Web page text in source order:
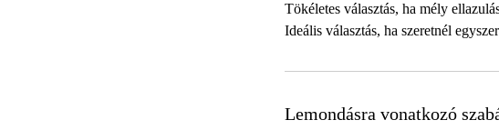
Tökéletes választás, ha mély
Ideális választás, ha szeretnél
Lemondásra vonatkozó